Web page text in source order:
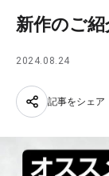
新作のご紹
2024.08.24
記事をシェア